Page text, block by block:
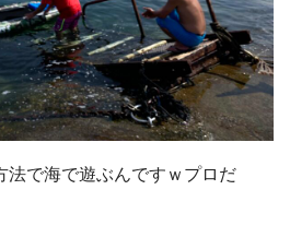
法で海で遊ぶんですｗプロだ